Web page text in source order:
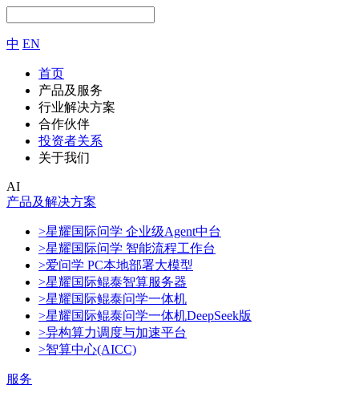
中 EN
首页
产品及服务
行业解决方案
合作伙伴
投资者关系
关于我们
AI
产品及解决方案
>星耀国际问学 企业级Agent中台
>星耀国际问学 智能流程工作台
>爱问学 PC本地部署大模型
>星耀国际鲲泰智算服务器
>星耀国际鲲泰问学一体机
>星耀国际鲲泰问学一体机DeepSeek版
>异构算力调度与加速平台
>智算中心(AICC)
服务